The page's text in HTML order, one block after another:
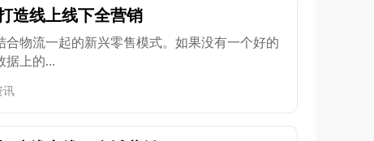
造线上线下全营销
合物流一起的新兴零售模式。如果没有一个好的
据上的...
讯